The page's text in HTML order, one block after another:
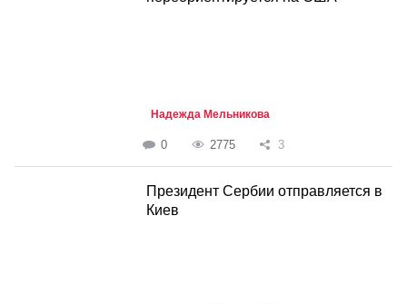
Надежда Мельникова
0 2775 3
Президент Сербии отправляется в
Киев